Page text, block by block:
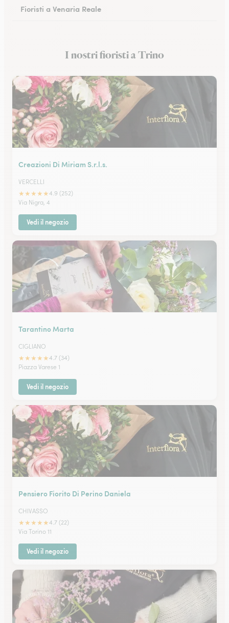
Fioristi a Venaria Reale
Fioristi a AlessandriaI nostri fioristi a Trino
Creazioni Di Miriam S.r.l.s.
VERCELLI
★★★★★4.9 (252)
Via Nigra, 4
Vedi il negozio
Tarantino Marta
CIGLIANO
★★★★★4.7 (34)
Piazza Varese 1
Vedi il negozio
Pensiero Fiorito Di Perino Daniela
CHIVASSO
★★★★★4.7 (22)
Via Torino 11
Vedi il negozio